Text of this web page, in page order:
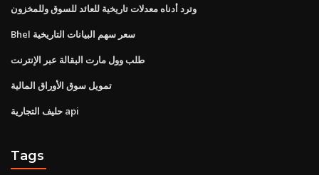
وترد أدناه معدلات تاريخية للعائد للسوق وللمخزون
Bhel سعر سهم البيانات التاريخية
طلب وول مارت البقالة عبر الإنترنت
تمويل سوق الأوراق المالية
حليف التجارية api
Tags